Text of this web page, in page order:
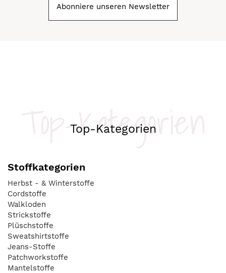
Abonniere unseren Newsletter
Top-Kategorien
Top-Kategorien
Stoffkategorien
Herbst - & Winterstoffe
Cordstoffe
Walkloden
Strickstoffe
Plüschstoffe
Sweatshirtstoffe
Jeans-Stoffe
Patchworkstoffe
Mantelstoffe